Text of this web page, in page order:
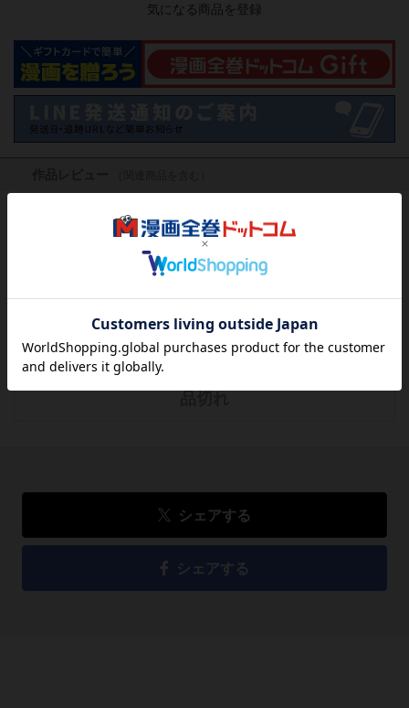
気になる商品を登録
この作品にはまだレビューがありません。 今後読まれる
方のために感想を共有してもらえませんか？
715 円 税込
シェアする
シェアする